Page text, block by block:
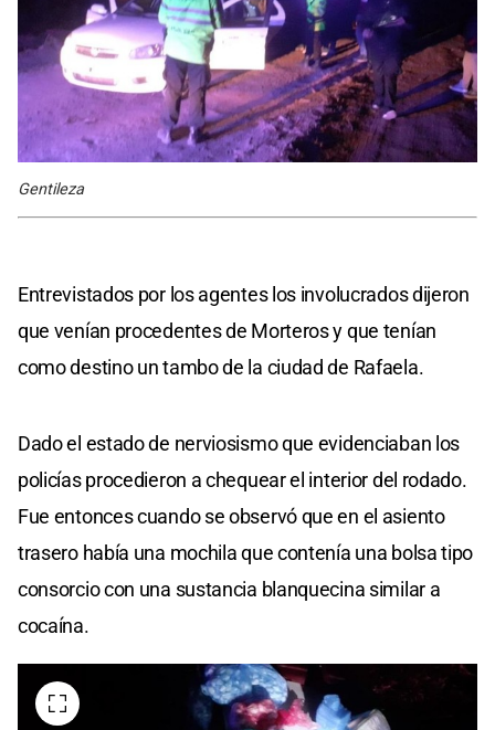
Gentileza
Entrevistados por los agentes los involucrados dijeron
que venían procedentes de Morteros y que tenían
como destino un tambo de la ciudad de Rafaela.
Dado el estado de nerviosismo que evidenciaban los
policías procedieron a chequear el interior del rodado.
Fue entonces cuando se observó que en el asiento
trasero había una mochila que contenía una bolsa tipo
consorcio con una sustancia blanquecina similar a
cocaína.